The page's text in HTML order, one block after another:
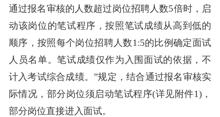
通过报名审核的人数超过岗位招聘人数5倍时，启
动该岗位的笔试程序，按照笔试成绩从高到低的
顺序，按照每个岗位招聘人数1:5的比例确定面试
人员名单。笔试成绩仅作为入围面试的依据，不
计入考试综合成绩。”规定，结合通过报名审核实
际情况，部分岗位须启动笔试程序(详见附件1)，
部分岗位直接进入面试。